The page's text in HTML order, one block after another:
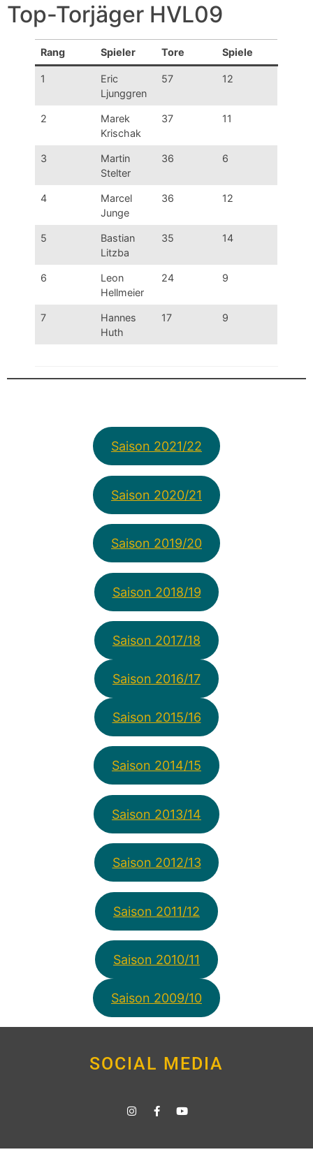
Top-Torjäger HVL09
Rang Spieler Tore Spiele
1
Eric
Ljunggren
57 12
2
Marek
Krischak
37 11
3
Martin
Stelter
36 6
4
Marcel
Junge
36 12
5
Bastian
Litzba
35 14
6
Leon
Hellmeier
24 9
7
Hannes
Huth
17 9
Saison 2021/22
Saison 2020/21
Saison 2019/20
Saison 2018/19
Saison 2017/18
Saison 2016/17
Saison 2015/16
Saison 2014/15
Saison 2013/14
Saison 2012/13
Saison 2011/12
Saison 2010/11
Saison 2009/10
SOCIAL MEDIA